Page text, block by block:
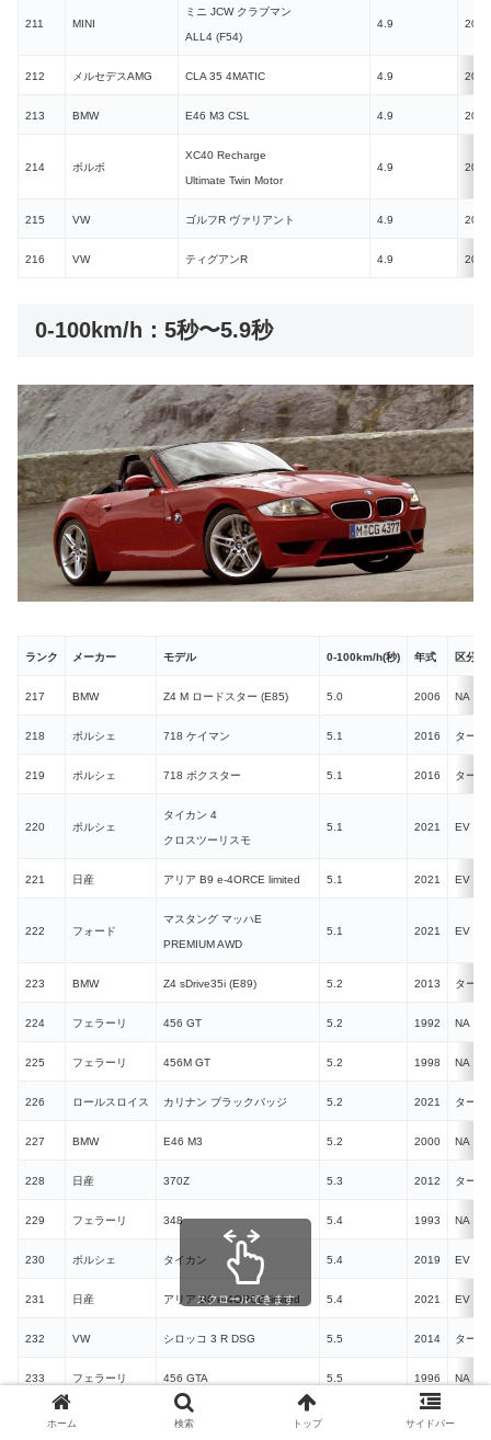
211 MINI
ミニ JCW クラブマン
ALL4 (F54)
4.9 2019
212 メルセデスAMG CLA 35 4MATIC 4.9 2019
213 BMW E46 M3 CSL 4.9 2001
214 ボルボ
XC40 Recharge
Ultimate Twin Motor
4.9 2022
215 VW ゴルフR ヴァリアント 4.9 2022
216 VW ティグアンR 4.9 2021
0-100km/h：5秒〜5.9秒
ランク メーカー モデル 0-100km/h(秒) 年式 区分
217 BMW Z4 M ロードスター (E85) 5.0 2006 NA
218 ポルシェ 718 ケイマン 5.1 2016 ターボ
219 ポルシェ 718 ボクスター 5.1 2016 ターボ
220 ポルシェ
タイカン 4
クロスツーリスモ
5.1 2021 EV
221 日産 アリア B9 e-4ORCE limited 5.1 2021 EV
222 フォード
マスタング マッハE
PREMIUM AWD
5.1 2021 EV
223 BMW Z4 sDrive35i (E89) 5.2 2013 ターボ
224 フェラーリ 456 GT 5.2 1992 NA
225 フェラーリ 456M GT 5.2 1998 NA
226 ロールスロイス カリナン ブラックバッジ 5.2 2021 ターボ
227 BMW E46 M3 5.2 2000 NA
228 日産 370Z 5.3 2012 ターボ
229 フェラーリ 348 5.4 1993 NA
230 ポルシェ タイカン 5.4 2019 EV
231 日産 アリア B6 e-4ORCE limited 5.4 2021 EV
232 VW シロッコ 3 R DSG 5.5 2014 ターボ
233 フェラーリ 456 GTA 5.5 1996 NA
456M GTA 1998
スクロールできます
ホーム 検索 トップ サイドバー